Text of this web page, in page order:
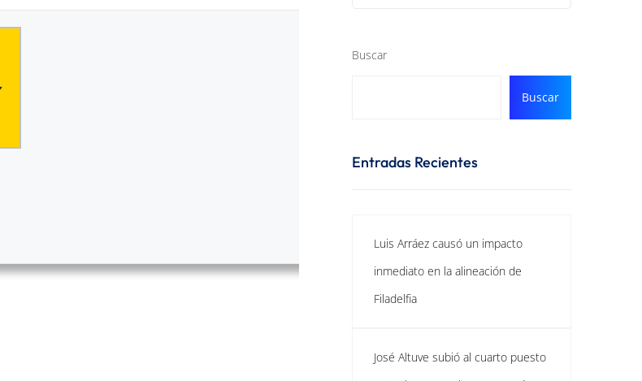
Buscar
Buscar
Entradas Recientes
Luis Arráez causó un impacto
inmediato en la alineación de
Filadelfia
José Altuve subió al cuarto puesto